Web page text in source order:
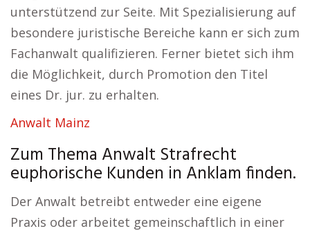
unterstützend zur Seite. Mit Spezialisierung auf
besondere juristische Bereiche kann er sich zum
Fachanwalt qualifizieren. Ferner bietet sich ihm
die Möglichkeit, durch Promotion den Titel
eines Dr. jur. zu erhalten.
Anwalt Mainz
Zum Thema Anwalt Strafrecht
euphorische Kunden in Anklam finden.
Der Anwalt betreibt entweder eine eigene
Praxis oder arbeitet gemeinschaftlich in einer